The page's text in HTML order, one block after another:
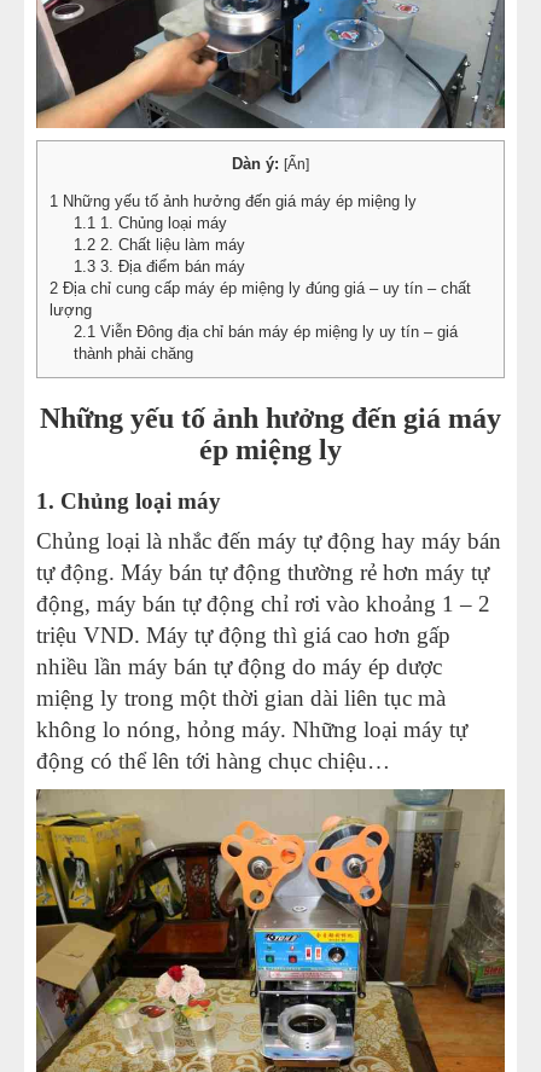
Dàn ý: [Ẩn]
1 Những yếu tố ảnh hưởng đến giá máy ép miệng ly
1.1 1. Chủng loại máy
1.22. Chất liệu làm máy
1.33. Địa điểm bán máy
2 Địa chỉ cung cấp máy ép miệng ly đúng giá – uy tín – chất
lượng
2.1 Viễn Đông địa chỉ bán máy ép miệng ly uy tín – giá
thành phải chăng
Những yếu tố ảnh hưởng đến giá máy
ép miệng ly
1. Chủng loại máy
Chủng loại là nhắc đến máy tự động hay máy bán
tự động. Máy bán tự động thường rẻ hơn máy tự
động, máy bán tự động chỉ rơi vào khoảng 1 – 2
triệu VND. Máy tự động thì giá cao hơn gấp
nhiều lần máy bán tự động do máy ép dược
miệng ly trong một thời gian dài liên tục mà
không lo nóng, hỏng máy. Những loại máy tự
động có thể lên tới hàng chục chiệu…